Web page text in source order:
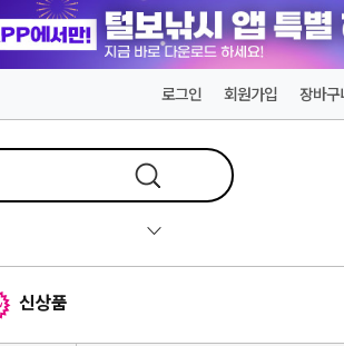
로그인 회원가입 장바구
신상품